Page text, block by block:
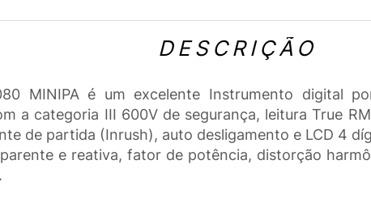
DESCRIÇÃO
MINIPA é um excelente Instrumento digital
a categoria III 600V de segurança, leitura True
de partida (Inrush), auto desligamento e LCD 4
e reativa, fator de potência, distorção